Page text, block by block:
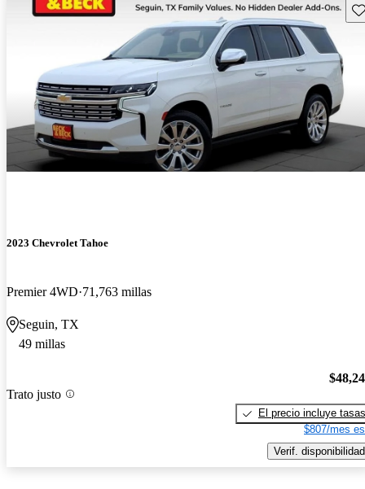
2023 Chevrolet Tahoe
Premier 4WD 71,763 millas
Seguin, TX
49 millas
Trato justo
El precio incluye tasas
$807/mes
Verif. disponibilidad